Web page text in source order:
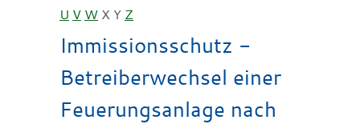
U V W X Y Z
Immissionsschutz -
Betreiberwechsel einer
Feuerungsanlage nach